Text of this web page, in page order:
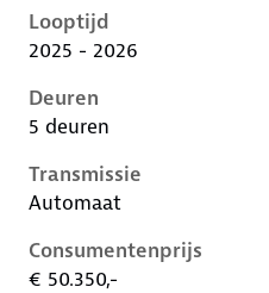
Looptijd
2025 - 2026
Deuren
5 deuren
Transmissie
Automaat
Consumentenprijs
€ 50.350,-